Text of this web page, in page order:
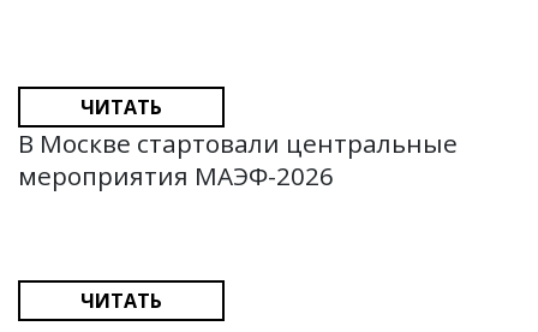
ЧИТАТЬ
В Москве стартовали центральные
мероприятия МАЭФ-2026
ЧИТАТЬ